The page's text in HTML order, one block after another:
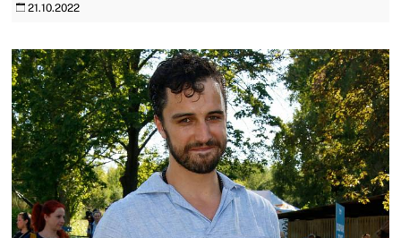
21.10.2022